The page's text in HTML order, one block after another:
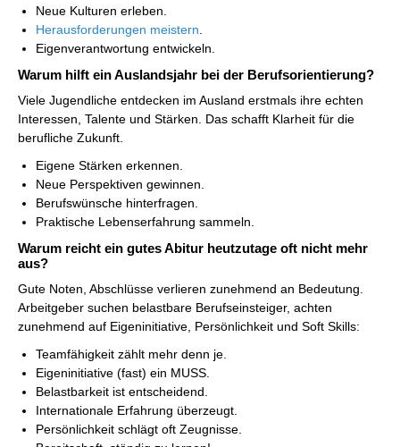
Neue Kulturen erleben.
Herausforderungen meistern
Eigenverantwortung entwickeln.
Warum hilft ein Auslandsjahr bei der Berufsorientierung?
Viele Jugendliche entdecken im Ausland erstmals ihre echten
Interessen, Talente und Stärken. Das schafft Klarheit für die
berufliche Zukunft.
Eigene Stärken erkennen.
Neue Perspektiven gewinnen.
Berufswünsche hinterfragen.
Praktische Lebenserfahrung sammeln.
Warum reicht ein gutes Abitur heutzutage oft nicht mehr
aus?
Gute Noten, Abschlüsse verlieren zunehmend an Bedeutung.
Arbeitgeber suchen belastbare Berufseinsteiger, achten
zunehmend auf Eigeninitiative, Persönlichkeit und Soft Skills:
Teamfähigkeit zählt mehr denn je.
Eigeninitiative (fast) ein MUSS.
Belastbarkeit ist entscheidend.
Internationale Erfahrung überzeugt.
Persönlichkeit schlägt oft Zeugnisse.